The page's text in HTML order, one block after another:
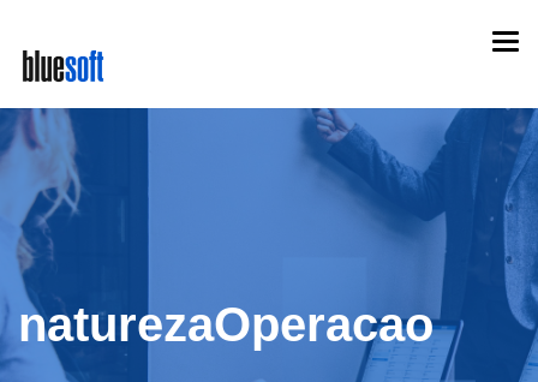
main
content
naturezaOperacao